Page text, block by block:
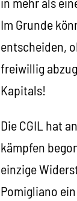
Im Grunde
entscheiden,
freiwillig
Kapitals!
Die CGIL hat
kämpfen
einzige
Pomigliano